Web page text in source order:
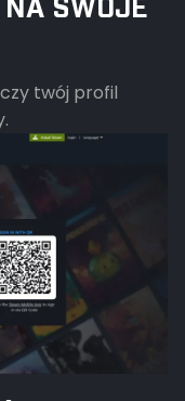
NA SWOJE
twój profil